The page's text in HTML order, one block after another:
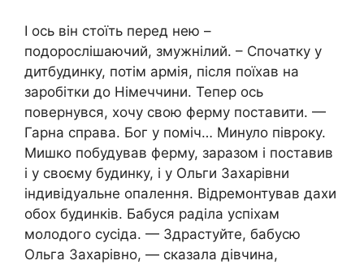
І ось він стоїть перед нею –
подорослішаючий, змужнілий. – Спочатку у
дитбудинку, потім армія, після поїхав на
заробітки до Німеччини. Тепер ось
повернувся, хочу свою ферму поставити. —
Гарна справа. Бог у поміч… Минуло півроку.
Мишко побудував ферму, заразом і поставив
і у своєму будинку, і у Ольги Захарівни
індивідуальне опалення. Відремонтував дахи
обох будинків. Бабуся раділа успіхам
молодого сусіда. — Здрастуйте, бабусю
Ольга Захарівно, — сказала дівчина,